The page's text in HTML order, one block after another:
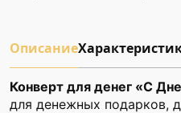
Описание
Конверт для денег «С
для денежных подарков,